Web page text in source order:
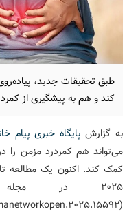
طبق تحقیقات جدید،
کند و هم به پیشگیری از
به گزارش پایگاه خبری پیام
می‌تواند هم کمردرد مزمن را